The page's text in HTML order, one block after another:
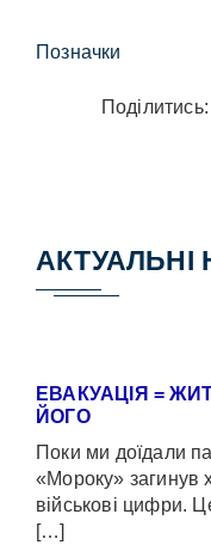
Позначки
Поділитись:
ЕВАКУАЦІЯ =
ЙОГО
Поки ми доїдали
«Мороку» загинув
військові цифри.
[…]